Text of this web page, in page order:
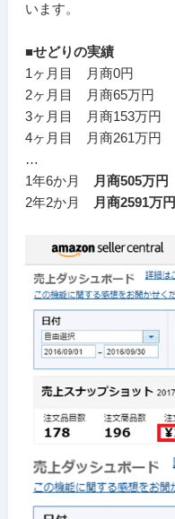
います。
■せどりの実績
1ヶ月目 月商0円
2ヶ月目 月商65万円
3ヶ月目 月商153万円
4ヶ月目 月商261万円
…
1年6か月
月商505万円
2年2か月
月商2591万円